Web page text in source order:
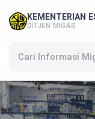
KEMENTERIAN
DITJEN MIGAS